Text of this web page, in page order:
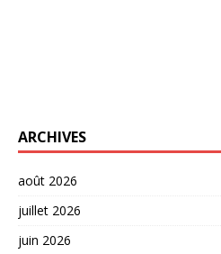
ARCHIVES
août 2026
juillet 2026
juin 2026